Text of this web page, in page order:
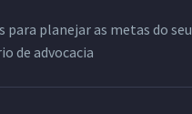
para planejar as metas do seu
de advocacia